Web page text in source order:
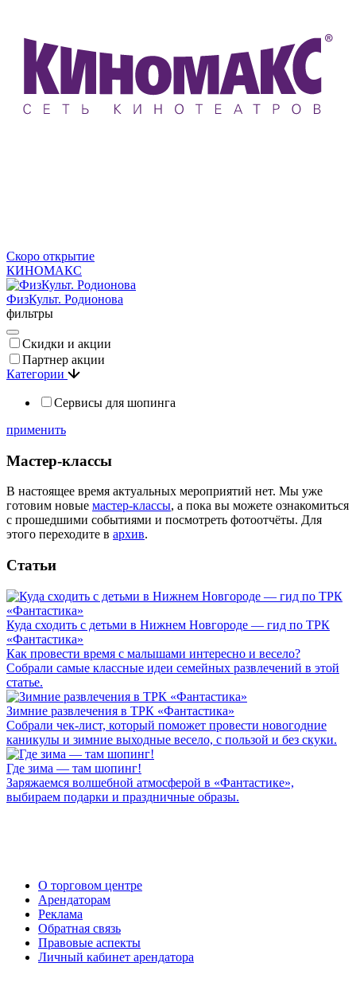
Скоро открытие
КИНОМАКС
ФизКульт. Родионова
фильтры
Скидки и акции
Партнер акции
Категории
Сервисы для шопинга
применить
Мастер-классы
В настоящее время актуальных мероприятий нет. Мы уже
готовим новые мастер-классы, а пока вы можете ознакомиться
с прошедшими событиями и посмотреть фотоотчёты. Для
этого переходите в архив.
Статьи
Куда сходить с детьми в Нижнем Новгороде — гид по ТРК
«Фантастика»
Как провести время с малышами интересно и весело?
Собрали самые классные идеи семейных развлечений в этой
статье.
Зимние развлечения в ТРК «Фантастика»
Собрали чек-лист, который поможет провести новогодние
каникулы и зимние выходные весело, с пользой и без скуки.
Где зима — там шопинг!
Заряжаемся волшебной атмосферой в «Фантастике»,
выбираем подарки и праздничные образы.
О торговом центре
Арендаторам
Реклама
Обратная связь
Правовые аспекты
Личный кабинет арендатора